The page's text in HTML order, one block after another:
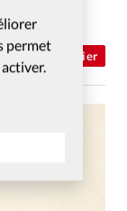
permet
Dossier